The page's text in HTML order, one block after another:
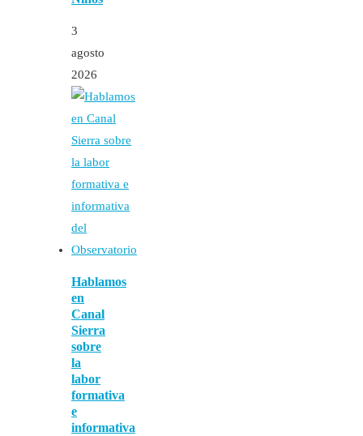
3
agosto
2026
Hablamos
en
Canal
Sierra
sobre
la
labor
formativa
e
informativa